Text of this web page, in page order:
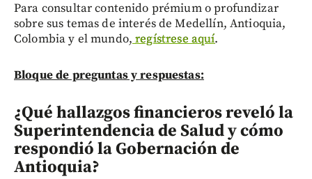
Para consultar contenido prémium o profundizar
sobre sus temas de interés de Medellín, Antioquia,
Colombia y el mundo, regístrese aquí.
Bloque de preguntas y respuestas:
¿Qué hallazgos financieros reveló la
Superintendencia de Salud y cómo
respondió la Gobernación de
Antioquia?